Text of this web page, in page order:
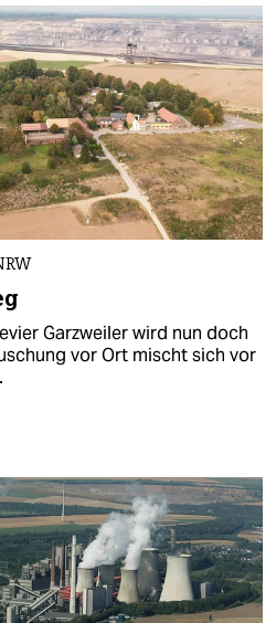
Garzweiler wird nun doch
vor Ort mischt sich vor